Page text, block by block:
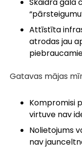
Attīstīta
atrodas jau
Gatavas mājas
Kompromisi
virtuve nav
Nolietojums
nav